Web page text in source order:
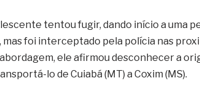
tentou fugir, dando início a uma
foi interceptado pela polícia nas
abordagem, ele afirmou desconhecer a
lo de Cuiabá (MT) a Coxim (MS).